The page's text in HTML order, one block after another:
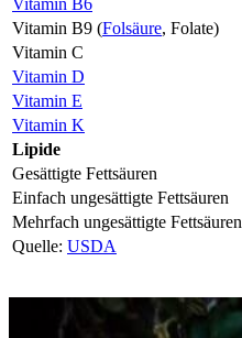
Vitamin B9 (Folsäure, Folate)
Vitamin C
Vitamin D
Vitamin E
Vitamin K
Lipide
Gesättigte Fettsäuren
Einfach ungesättigte Fettsäuren
Mehrfach ungesättigte Fettsäuren
Quelle: USDA